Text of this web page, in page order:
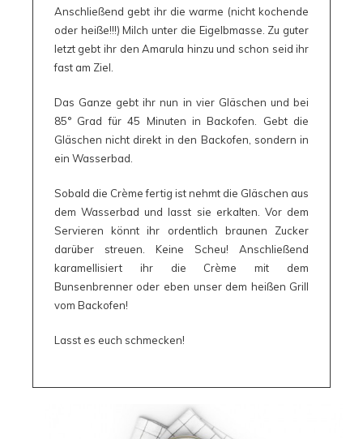
Anschließend gebt ihr die warme (nicht kochende
oder heiße!!!) Milch unter die Eigelbmasse. Zu guter
letzt gebt ihr den Amarula hinzu und schon seid ihr
fast am Ziel.
Das Ganze gebt ihr nun in vier Gläschen und bei
85° Grad für 45 Minuten in Backofen. Gebt die
Gläschen nicht direkt in den Backofen, sondern in
ein Wasserbad.
Sobald die Crème fertig ist nehmt die Gläschen aus
dem Wasserbad und lasst sie erkalten. Vor dem
Servieren könnt ihr ordentlich braunen Zucker
darüber streuen. Keine Scheu! Anschließend
karamellisiert ihr die Crème mit dem
Bunsenbrenner oder eben unser dem heißen Grill
vom Backofen!
Lasst es euch schmecken!